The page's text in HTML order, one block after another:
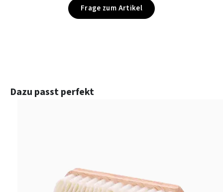
Frage zum Artikel
Produktgalerie überspringen
Dazu passt perfekt